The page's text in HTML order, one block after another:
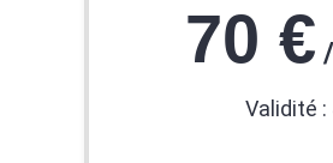
70 €
Validité :